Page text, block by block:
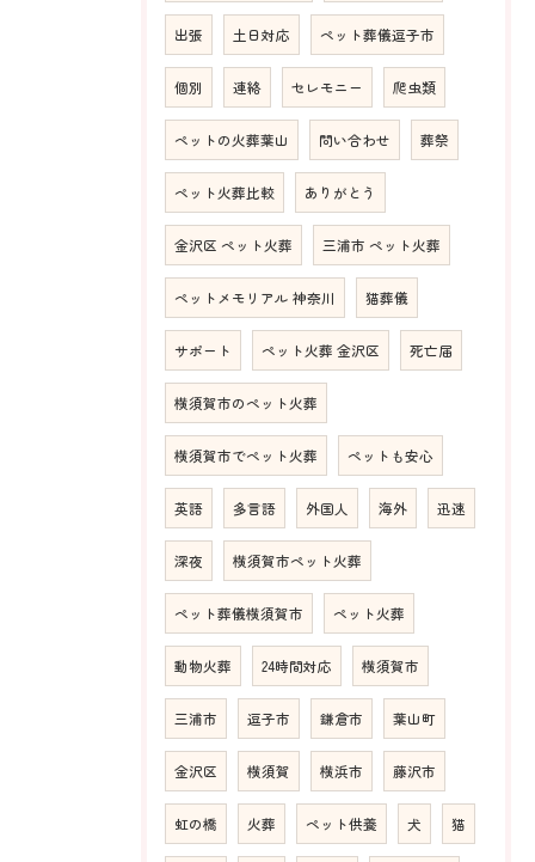
出張 土日対応 ペット葬儀逗子市
個別 連絡 セレモニー 爬虫類
ペットの火葬葉山 問い合わせ 葬祭
ペット火葬比較 ありがとう
金沢区 ペット火葬 三浦市 ペット火葬
ペットメモリアル 神奈川 猫葬儀
サポート ペット火葬 金沢区 死亡届
横須賀市のペット火葬
横須賀市でペット火葬 ペットも安心
英語 多言語 外国人 海外 迅速
深夜 横須賀市ペット火葬
ペット葬儀横須賀市 ペット火葬
動物火葬 24時間対応 横須賀市
三浦市 逗子市 鎌倉市 葉山町
金沢区 横須賀 横浜市 藤沢市
虹の橋 火葬 ペット供養 犬 猫